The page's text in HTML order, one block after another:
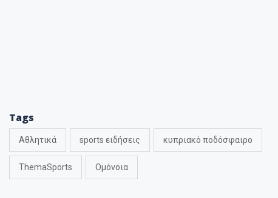
Tags
Αθλητικά sports ειδήσεις κυπριακό ποδόσφαιρο
ThemaSports Ομόνοια